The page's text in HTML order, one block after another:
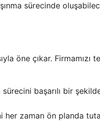
sürecinde
öne çıkar. Firmamızı
başarılı bir
her zaman ön planda